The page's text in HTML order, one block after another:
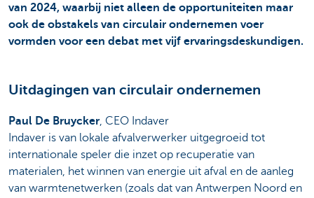
van 2024, waarbij niet alleen de opportuniteiten maar
ook de obstakels van circulair ondernemen voer
vormden voor een debat met vijf ervaringsdeskundigen.
Uitdagingen van circulair ondernemen
Paul De Bruycker, CEO Indaver
Indaver is van lokale afvalverwerker uitgegroeid tot
internationale speler die inzet op recuperatie van
materialen, het winnen van energie uit afval en de aanleg
van warmtenetwerken (zoals dat van Antwerpen Noord en